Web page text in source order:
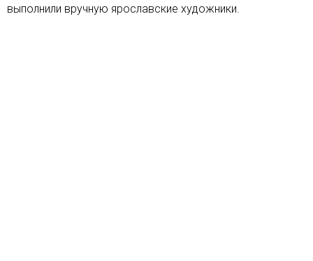
выполнили вручную ярославские художники.